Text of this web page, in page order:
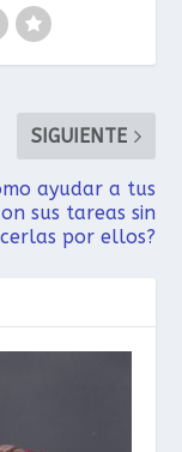
SIGUIENTE
ayudar a tus
sus tareas sin
por ellos?